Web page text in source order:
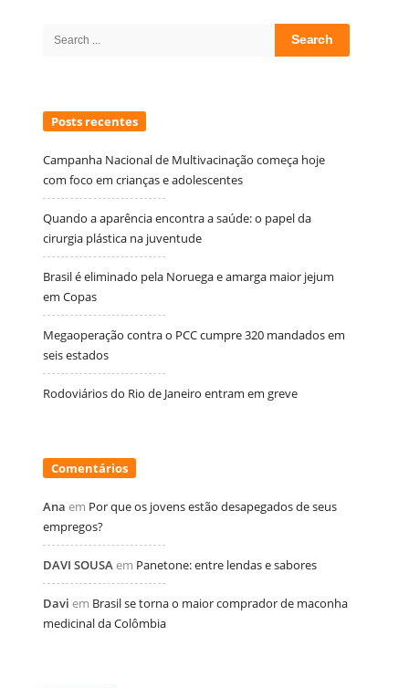
Posts recentes
Campanha Nacional de Multivacinação começa hoje
com foco em crianças e adolescentes
Quando a aparência encontra a saúde: o papel da
cirurgia plástica na juventude
Brasil é eliminado pela Noruega e amarga maior jejum
em Copas
Megaoperação contra o PCC cumpre 320 mandados em
seis estados
Rodoviários do Rio de Janeiro entram em greve
Comentários
Ana em Por que os jovens estão desapegados de seus
empregos?
DAVI SOUSA em Panetone: entre lendas e sabores
Davi em Brasil se torna o maior comprador de maconha
medicinal da Colômbia